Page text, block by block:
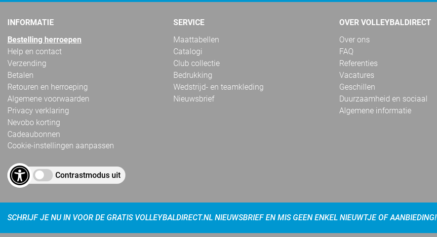
INFORMATIE
Bestelling herroepen
Help en contact
Verzending
Betalen
Retouren en herroeping
Algemene voorwaarden
Privacy verklaring
Nevobo korting
Cadeaubonnen
Cookie-instellingen aanpassen
Contrastmodus uit
SERVICE
Maattabellen
Catalogi
Club collectie
Bedrukking
Wedstrijd- en teamkleding
Nieuwsbrief
OVER VOLLEYBALDIRECT
Over ons
FAQ
Referenties
Vacatures
Geschillen
Duurzaamheid en sociaal
Algemene informatie
SCHRIJF JE NU IN VOOR DE GRATIS VOLLEYBALDIRECT.NL NIEUWSBRIEF EN MIS GEEN ENKEL NIEUWTJE OF AANBIEDING!